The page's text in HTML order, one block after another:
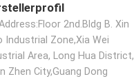
2nd.Bldg B. Xin
Industrial Zone,Xia Wei
Area, Long Hua District,
Zhen City,Guang Dong